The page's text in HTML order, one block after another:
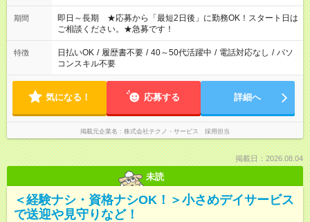
その他にも勤務時間多数！ 日勤のみ、残業なし、交替制など
ご希望を教えてください！
期間
即日～長期 ★応募から「最短2日後」に勤務OK！スタート日は
ご相談ください。★急募です！
特徴 日払いOK / 履歴書不要 / 40～50代活躍中 / 電話対応なし / パソ
コンスキル不要
気になる！ 応募する 詳細へ
掲載元企業名 株式会社テクノ・サービス 採用担当
掲載日：2026.08.04
未読
＜経験ナシ・資格ナシOK！＞小さめデイサービス
で送迎や見守りなど！